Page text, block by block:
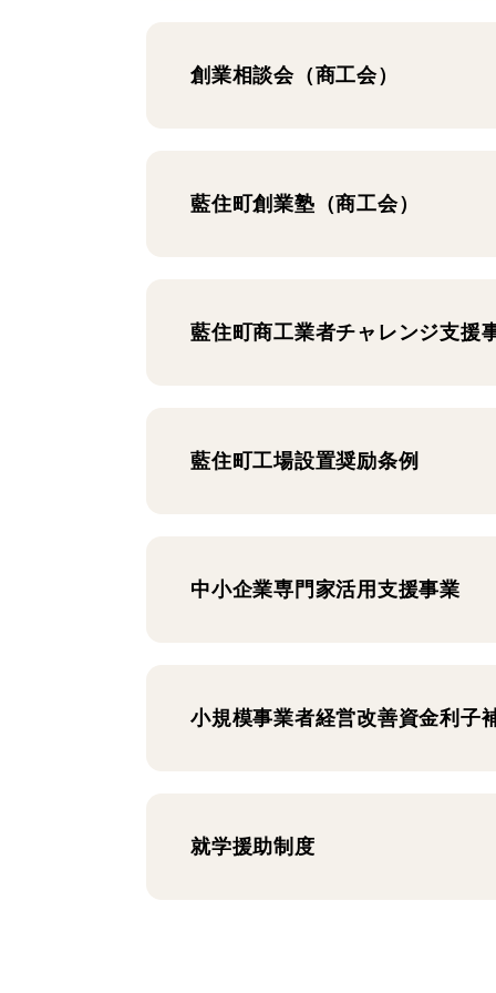
創業相談会（商工会）
藍住町創業塾（商工会）
藍住町商工業者チャレンジ支援
藍住町工場設置奨励条例
中小企業専門家活用支援事業
小規模事業者経営改善資金利子
就学援助制度